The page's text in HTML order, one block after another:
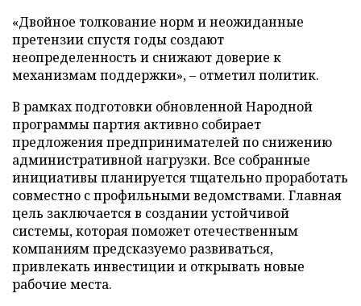
«Двойное толкование норм и неожиданные
претензии спустя годы создают
неопределенность и снижают доверие к
механизмам поддержки», – отметил политик.
В рамках подготовки обновленной Народной
программы партия активно собирает
предложения предпринимателей по снижению
административной нагрузки. Все собранные
инициативы планируется тщательно проработать
совместно с профильными ведомствами. Главная
цель заключается в создании устойчивой
системы, которая поможет отечественным
компаниям предсказуемо развиваться,
привлекать инвестиции и открывать новые
рабочие места.